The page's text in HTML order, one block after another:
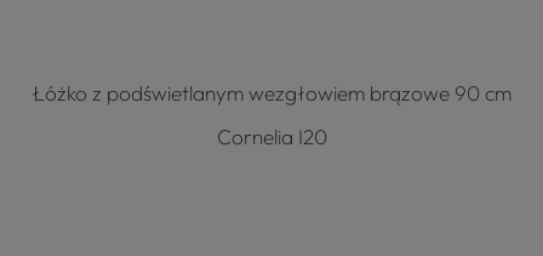
Łóżko z podświetlanym wezgłowiem brązowe 90 cm
Cornelia I20